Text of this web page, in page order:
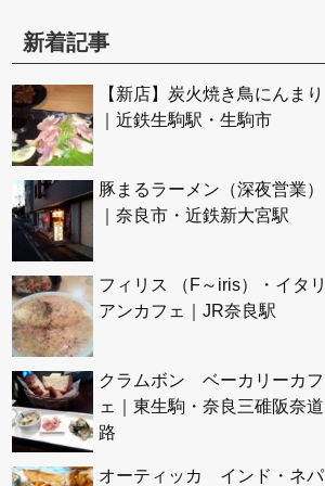
新着記事
【新店】炭火焼き鳥にんまり
｜近鉄生駒駅・生駒市
豚まるラーメン（深夜営業）
｜奈良市・近鉄新大宮駅
フィリス （F～iris）・イタリ
アンカフェ｜JR奈良駅
クラムボン ベーカリーカフ
ェ｜東生駒・奈良三碓阪奈道
路
オーティッカ インド・ネパ